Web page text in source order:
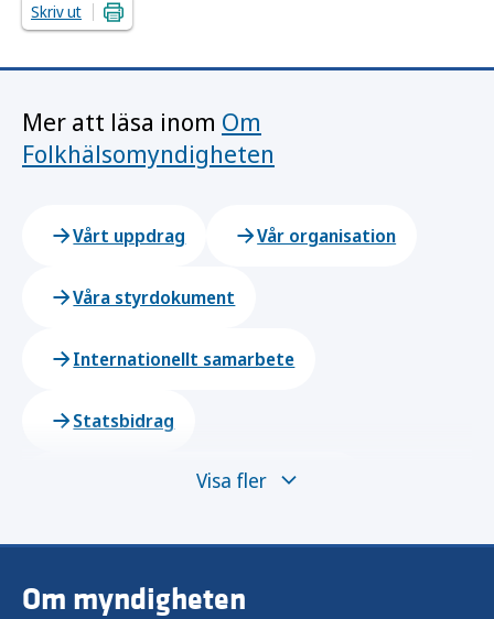
Skriv ut
Mer att läsa inom Om
Folkhälsomyndigheten
Vårt uppdrag Vår organisation
Våra styrdokument
Internationellt samarbete
Statsbidrag
Kontakta Folkhälsomyndigheten
Upphandling Om webbplatsen
Lediga jobb
Visa fler
Om myndigheten